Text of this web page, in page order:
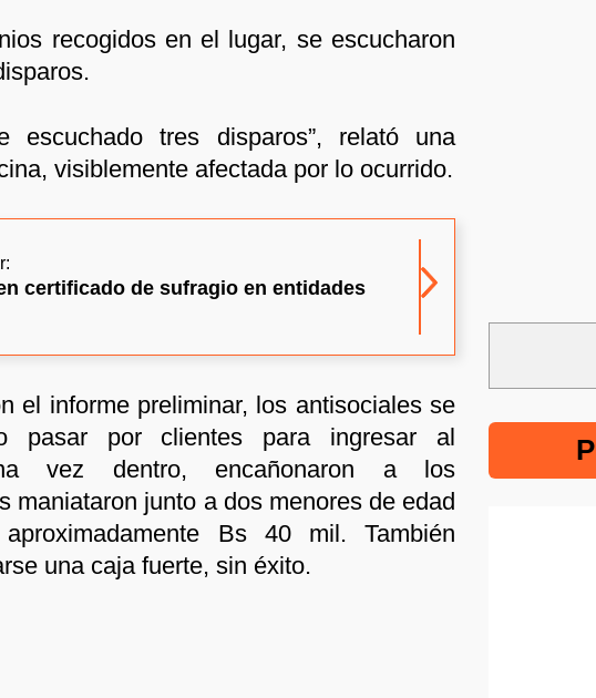
recogidos en el lugar, se escucharon
escuchado tres disparos”, relató una
visiblemente afectada por lo ocurrido.
certificado de sufragio en entidades
el informe preliminar, los antisociales se
pasar por clientes para ingresar al
vez dentro, encañonaron a los
maniataron junto a dos menores de edad
Bs 40 mil. También
una caja fuerte, sin éxito.